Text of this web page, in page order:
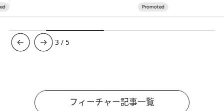
3 / 5
フィーチャー記事一覧